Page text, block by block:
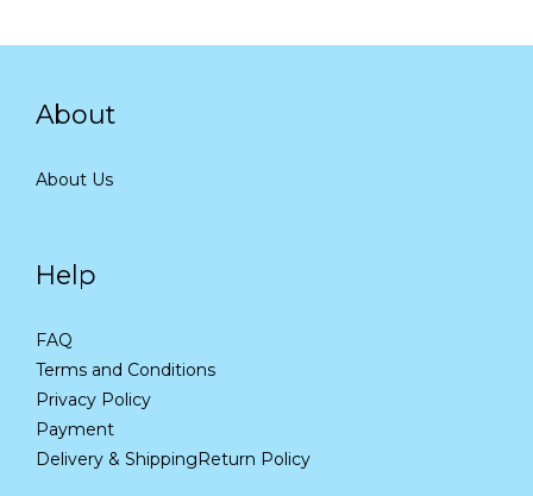
About
About Us
Help
FAQ
Terms and Conditions
Privacy Policy
Payment
Delivery & ShippingReturn Policy